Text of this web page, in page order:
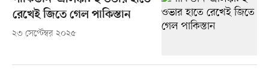
রেখেই জিতে গেল পাকিস্তান
২৩ সেপ্টেম্বর ২০২৫